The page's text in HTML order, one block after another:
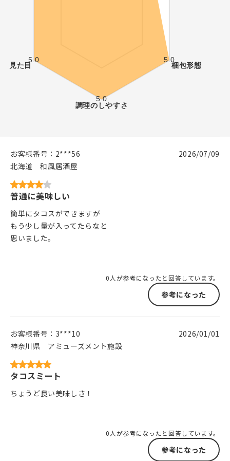
お客様番号： 2***56
北海道
和風居酒屋
2026/07/09
普通に美味しい
簡単にタコスができますが
もう少し量が入ってたらなと
思いました。
0人が参考になったと回答しています。
参考になった
お客様番号： 3***10
神奈川県
アミューズメント施設
2026/01/01
タコスミート
ちょうど良い美味しさ！
0人が参考になったと回答しています。
参考になった